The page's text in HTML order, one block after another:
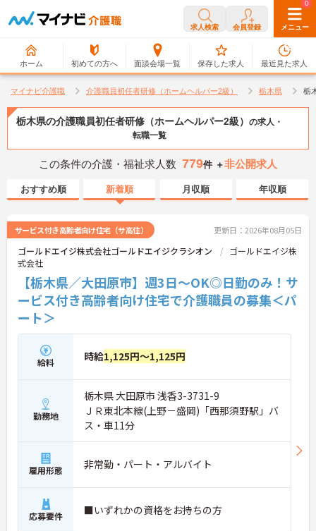
求人検索 会員登録 メニュー
ホーム 初めての方へ 面談会場一覧
0
保存した求人
0
最近見た求人
マイナビ介護職 介護職員初任者研修（ホームヘルパー2級） 栃木県 栃
栃木県の介護職員初任者研修（ホームヘルパー2級） の求人・
転職一覧
この条件の介護・福祉求人数 779件 ＋非公開求人
おすすめ順 新着順 月収順 年収順
サービス付き高齢者向け住宅（サ高住） 更新日：2026年08月05日
ゴールドエイジ株式会社ゴールドエイジクラシオン
ゴールドエイジ株
式会社
【栃木県／大田原市】週3日～OK◎日勤のみ！サ
ービス付き高齢者向け住宅で介護職員の募集＜パ
ート＞
給料 時給1,125円～1,125円
勤務地
栃木県 大田原市 浅香3-3731-9
ＪＲ東北本線(上野－盛岡)「西那須野駅」バ
ス・車11分
雇用形態 非常勤・パート・アルバイト
応募要件 ■いずれかの資格をお持ちの方